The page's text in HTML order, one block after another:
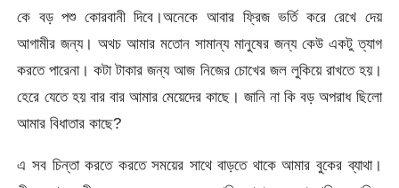
কে বড় পশু কোরবানী দিবে।অনেকে আবার ফ্রিজ ভর্তি করে রেখে দেয়
আগামীর জন্য। অথচ আমার মতোন সামান্য মানুষের জন্য কেউ একটু ত্যাগ
করতে পারেনা। কটা টাকার জন্য আজ নিজের চোখের জল লুকিয়ে রাখতে হয়।
হেরে যেতে হয় বার বার আমার মেয়েদের কাছে। জানি না কি বড় অপরাধ ছিলো
আমার বিধাতার কাছে?
এ সব চিন্তা করতে করতে সময়ের সাথে বাড়তে থাকে আমার বুকের ব্যাথা।